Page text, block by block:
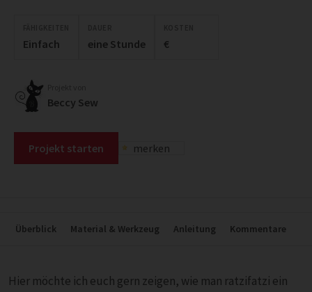
Einfach eine Stunde €
Beccy Sew
Projekt starten merken
Überblick Material & Werkzeug Anleitung Kommentare
Hier möchte ich euch gern zeigen, wie man ratzifatzi ein